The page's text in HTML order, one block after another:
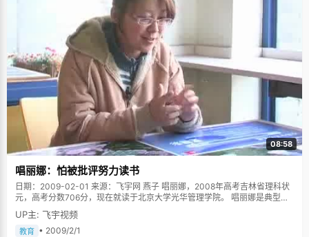
08:58
唱丽娜：怕被批评努力读书
日期：2009-02-01 来源：飞宇网 燕子 唱丽娜，2008年高考吉林省理科状
元，高考分数706分，现在就读于北京大学光华管理学院。 唱丽娜是典型的
东北女孩，大大咧咧的性格，爱说爱笑，带些自来熟，刚坐下一会，她已经
跟我们像认识了很久一样开始话家常，直率开朗，丝毫不带扭捏。 可是唱丽
娜说起小时候的事情，直叫我们大跌眼镜。"我小时候性格特别乖，属于特别
UP主: 飞宇视频
教育 • 2009/2/1